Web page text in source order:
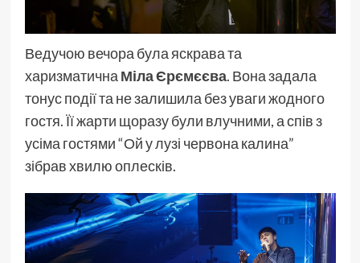
Ведучою вечора була яскрава та
харизматичнаМіла Єрємєєва. Вона задала
тонус події та не залишила без уваги жодного
гостя. Її жарти щоразу були влучними, а спів з
усіма гостями “Ой у лузі червона калина”
зібрав хвилю оплесків.